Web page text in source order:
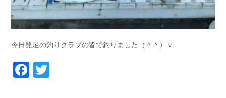
今日発足の釣りクラブの皆で釣りました（＾＾）ｖ
Facebook